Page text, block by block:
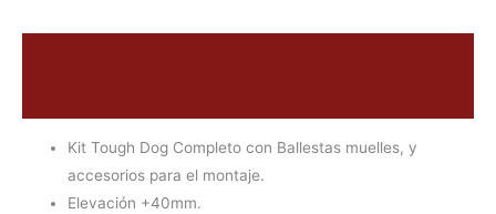
Kit Tough Dog Completo con Ballestas muelles, y
accesorios para el montaje.
Elevación +40mm.